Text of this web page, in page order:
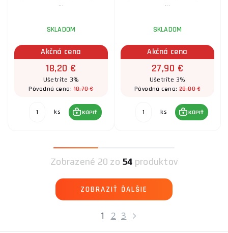
...
SKLADOM
Akčná cena
18,20 €
Ušetríte 3%
Pôvodná cena:18,70 €
ks KÚPIŤ
...
SKLADOM
Akčná cena
27,90 €
Ušetríte 3%
Pôvodná cena:28,80 €
ks KÚPIŤ
1 2 3
Zobrazené 20 zo 54 produktov
ZOBRAZIŤ ĎALŠIE